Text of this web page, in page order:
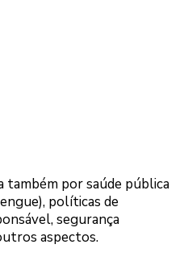
também por saúde pública
políticas de
segurança
aspectos.